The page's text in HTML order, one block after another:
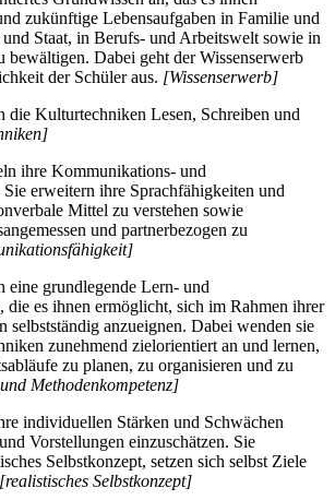
zukünftige Lebensaufgaben in Familie und
Staat, in Berufs- und Arbeitswelt sowie in
Dabei geht der Wissenserwerb
der Schüler aus. [Wissenserwerb]
die Kulturtechniken Lesen, Schreiben und
ihre Kommunikations- und
erweitern ihre Sprachfähigkeiten und
Mittel zu verstehen sowie
und partnerbezogen zu
eine grundlegende Lern- und
die es ihnen ermöglicht, sich im Rahmen ihrer
selbstständig anzueignen. Dabei wenden sie
zunehmend zielorientiert an und lernen,
zu planen, zu organisieren und zu
Methodenkompetenz]
individuellen Stärken und Schwächen
Vorstellungen einzuschätzen. Sie
Selbstkonzept, setzen sich selbst Ziele
[realistisches Selbstkonzept]